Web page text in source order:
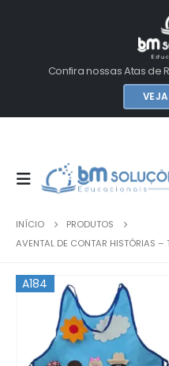
Confira nossas Atas de
INÍCIO
PRODUTOS
AVENTAL DE CONTAR HISTÓRIAS –
A184